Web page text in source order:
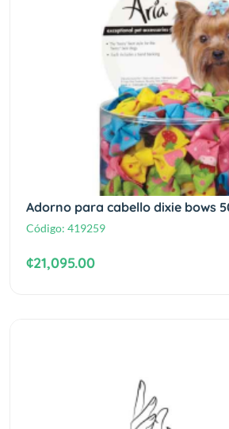
Adorno para cabello dixie bows
Código: 419259
¢21,095.00